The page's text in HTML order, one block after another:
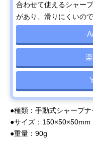
合わせて使えるシャー
があり、滑りにくいの
●種類：手動式シャープナ
●サイズ：150×50×50mm
●重量：90g